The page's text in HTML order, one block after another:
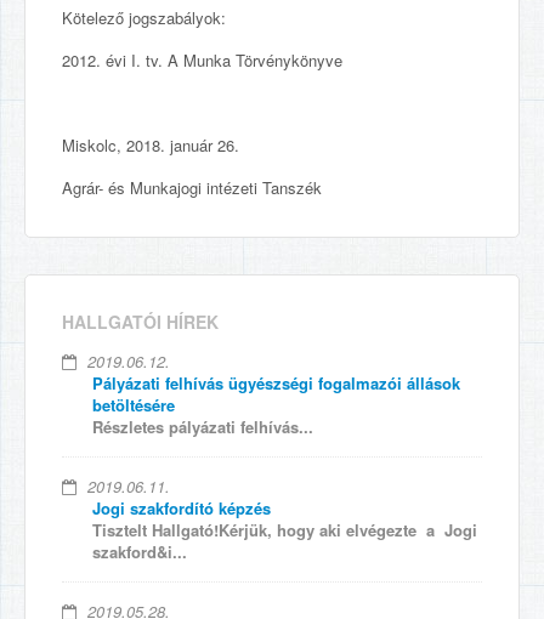
Kötelező jogszabályok:
2012. évi I. tv. A Munka Törvénykönyve
Miskolc, 2018. január 26.
Agrár- és Munkajogi intézeti Tanszék
HALLGATÓI HÍREK
2019.06.12.
Pályázati felhívás ügyészségi fogalmazói állások
betöltésére
Részletes pályázati felhívás...
2019.06.11.
Jogi szakfordító képzés
Tisztelt Hallgató!Kérjük, hogy aki elvégezte a Jogi
szakford&i...
2019.05.28.